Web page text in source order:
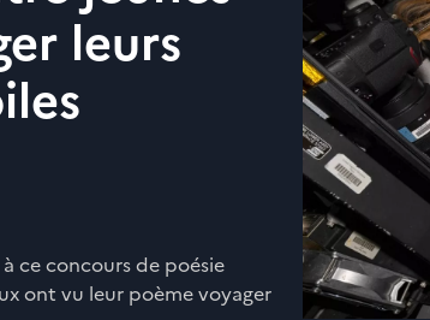
leurs
ce concours de poésie
ont vu leur poème voyager